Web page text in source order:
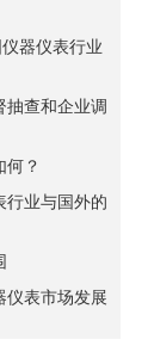
器仪表行业
抽查和企业调
何？
行业与国外的
仪表市场发展